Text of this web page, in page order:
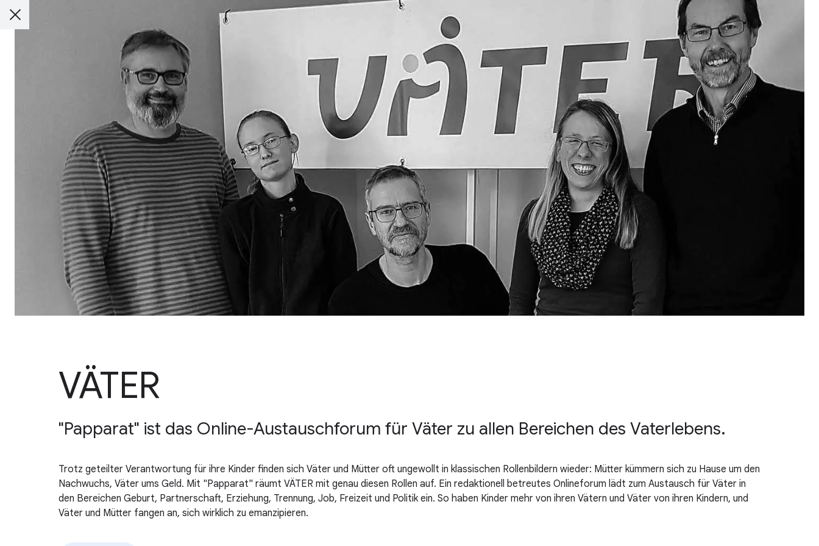
VÄTER
"Papparat" ist das Online-Austauschforum für Väter zu allen Bereichen des Vaterlebens.
Trotz geteilter Verantwortung für ihre Kinder finden sich Väter und Mütter oft ungewollt in klassischen Rollenbildern wieder: Mütter kümmern sich zu Hause um den
Nachwuchs, Väter ums Geld. Mit "Papparat" räumt VÄTER mit genau diesen Rollen auf. Ein redaktionell betreutes Onlineforum lädt zum Austausch für Väter in
den Bereichen Geburt, Partnerschaft, Erziehung, Trennung, Job, Freizeit und Politik ein. So haben Kinder mehr von ihren Vätern und Väter von ihren Kindern, und
Väter und Mütter fangen an, sich wirklich zu emanzipieren.